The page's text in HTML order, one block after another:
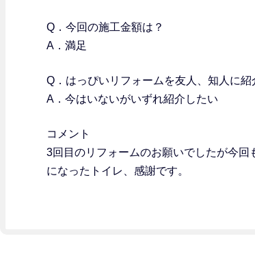
Q．今回の施工金額は？
A．満足
Q．はっぴいリフォームを友人、知人に紹
A．今はいないがいずれ紹介したい
コメント
3回目のリフォームのお願いでしたが今
になったトイレ、感謝です。